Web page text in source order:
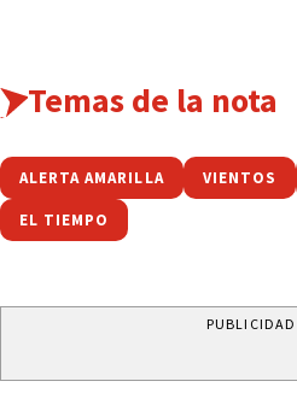
Temas de la nota
ALERTA AMARILLA VIENTOS
EL TIEMPO
PUBLICIDAD